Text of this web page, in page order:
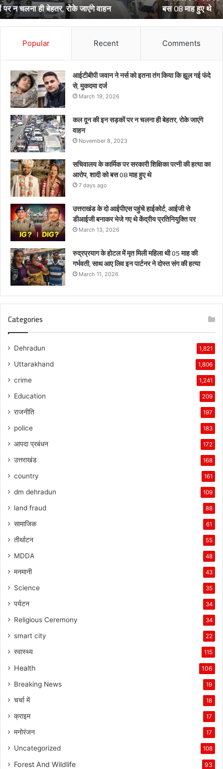
का
आरोप,
शादी
08
बस 08 माह हुए थे
Popular Recent Comments
आईटीबीपी जवान ने नर्स को इतना तंग किया कि झूल गई फंदे
से, मुकदमा दर्ज
March 19, 2026
कल दून की इन सड़कों पर न चलना ही बेहतर, रोके जाएंगे
वाहन
November 8, 2023
सचिवालय के कार्मिक पर सरकारी शिक्षिका पत्नी की हत्या का
आरोप, शादी को बस 08 माह हुए थे
7 days ago
उत्तराखंड के दो आईपीएस पहुंचे हाईकोर्ट, आईजी से
डीआईजी बनाकर भेजे गए थे केंद्रीय प्रतिनियुक्ति पर
March 13, 2026
रुद्रप्रयाग के होटल में मृत मिली महिला थी 05 माह की
गर्भवती, साथ आए लिव इन पार्टनर ने दोस्त संग की हत्या
March 11, 2026
Categories
Dehradun 1,821
Uttarakhand 1,806
crime 1,241
Education 209
राजनीति 197
police 183
आपदा प्रबंधन 172
उत्तराखंड 168
country 161
dm dehradun 109
land fraud 88
सामाजिक 61
तीर्थाटन 55
MDDA 48
मनमानी 43
Science 35
पर्यटन 34
Religious Ceremony 34
smart city 22
स्वास्थ्य 115
Health 106
Breaking News 19
चर्चा में 18
क्राइम 17
मनोरंजन 17
Uncategorized 108
Forest And Wildlife 93